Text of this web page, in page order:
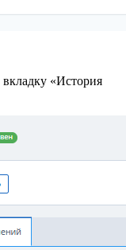
вкладку «История